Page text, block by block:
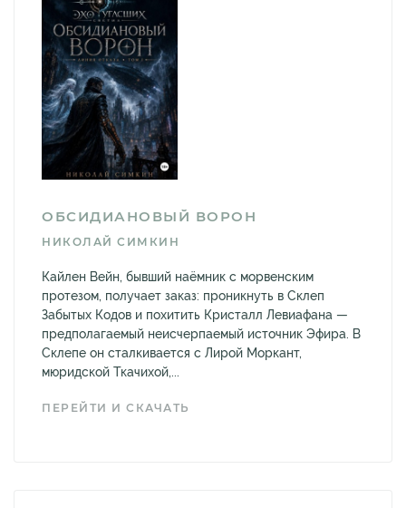
ОБСИДИАНОВЫЙ ВОРОН
НИКОЛАЙ СИМКИН
Кайлен Вейн, бывший наёмник с морвенским
протезом, получает заказ: проникнуть в Склеп
Забытых Кодов и похитить Кристалл Левиафана —
предполагаемый неисчерпаемый источник Эфира. В
Склепе он сталкивается с Лирой Моркант,
мюридской Ткачихой,...
ПЕРЕЙТИ И СКАЧАТЬ